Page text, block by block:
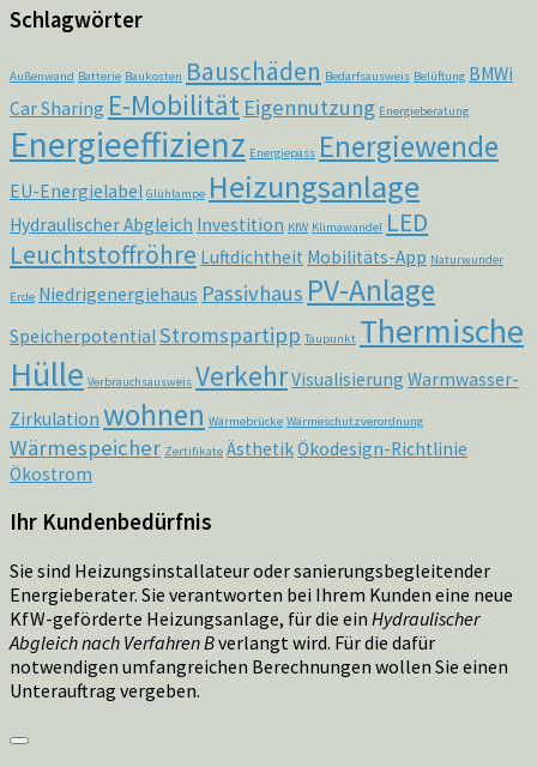
Schlagwörter
Außenwand Batterie Baukosten Bauschäden Bedarfsausweis Belüftung BMWi
Car Sharing E-Mobilität Eigennutzung Energieberatung
Energieeffizienz Energiepass Energiewende
EU-Energielabel Glühlampe Heizungsanlage
Hydraulischer Abgleich Investition KfW Klimawandel LED
Leuchtstoffröhre Luftdichtheit Mobilitäts-App Naturwunder
Erde Niedrigenergiehaus Passivhaus PV-Anlage
SpeicherpotentialStromspartipp Taupunkt Thermische
Hülle Verbrauchsausweis VerkehrVisualisierung Warmwasser-
Zirkulation wohnen Wärmebrücke Wärmeschutzverordnung
Wärmespeicher Zertifikate ÄsthetikÖkodesign-Richtlinie
Ökostrom
Ihr Kundenbedürfnis
Sie sind Heizungsinstallateur oder sanierungsbegleitender
Energieberater. Sie verantworten bei Ihrem Kunden eine neue
KfW-geförderte Heizungsanlage, für die ein Hydraulischer
Abgleich nach Verfahren Bverlangt wird. Für die dafür
notwendigen umfangreichen Berechnungen wollen Sie einen
Unterauftrag vergeben.